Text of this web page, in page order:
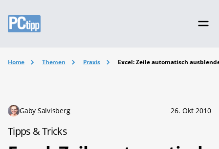
Home Themen Praxis Excel: Zeile automatisch
Gaby Salvisberg 26. Okt 2010
Tipps & Tricks